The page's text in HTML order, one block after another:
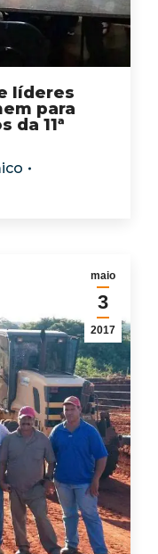
líderes
para
da 11ª
maio
3
2017